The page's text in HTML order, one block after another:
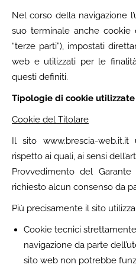
Nel corso della navigazione
suo terminale anche cookie
“terze parti”), impostati
web e utilizzati per le
questi definiti.
Tipologie di cookie
Cookie del Titolare
Il sito www.brescia-
rispetto ai quali, ai sensi
Provvedimento del
richiesto alcun consenso da
Più precisamente il sito utilizza:
Cookie tecnici
navigazione da parte
sito web non potrebbe